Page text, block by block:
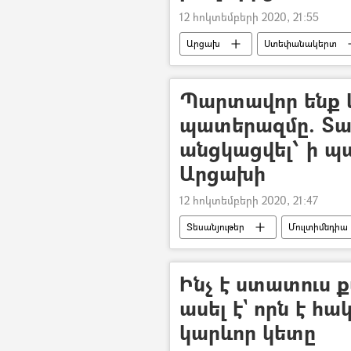
12 հոկտեմբերի 2020, 21:55
Արցախ Ստեփանակերտ
Ադրբեջանական ագրեսիան
Պարտավոր ենք
պատերազմը.
անցկացվել՝ ի
Արցախի
12 հոկտեմբերի 2020, 21:47
Տեսանյութեր Մուլտիմեդիա
Թուրքիա
Ադրբեջան
միջազգային կառույցներ
Ադրբեջանական ագրեսիան
Ինչ է ստատուս
ասել է` որն է
կարևոր կետը